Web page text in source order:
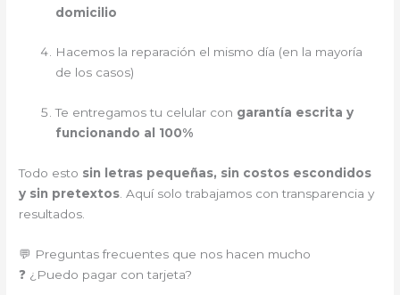
domicilio
Hacemos la reparación el mismo día (en la mayoría
de los casos)
Te entregamos tu celular con garantía escrita y
funcionando al 100%
Todo esto sin letras pequeñas, sin costos escondidos
y sin pretextos . Aquí solo trabajamos con transparencia y
resultados.
💬 Preguntas frecuentes que nos hacen mucho
❓ ¿Puedo pagar con tarjeta?